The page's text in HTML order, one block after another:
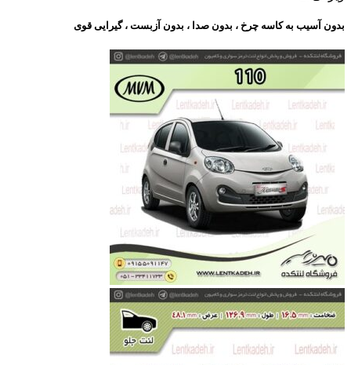
بدون آسیب به کاسه چرخ ، بدون صدا ، بدون آزبست ، گیرایی قوی​